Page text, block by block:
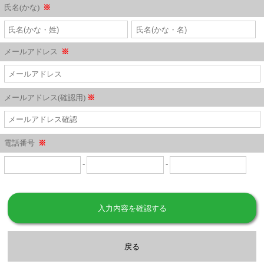
氏名(かな) ※
メールアドレス ※
メールアドレス(確認用) ※
電話番号 ※
- -
入力内容を確認する
戻る